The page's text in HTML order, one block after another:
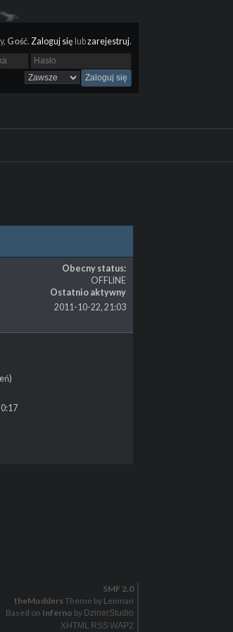
Gość. Zaloguj się lubzarejestruj.
Obecny status:
OFFLINE
Ostatnio aktywny
2011-10-22, 21:03
SMF 2.0
theModders Theme by Leinnan
Based on Inferno by DzinerStudio
XHTML RSS WAP2